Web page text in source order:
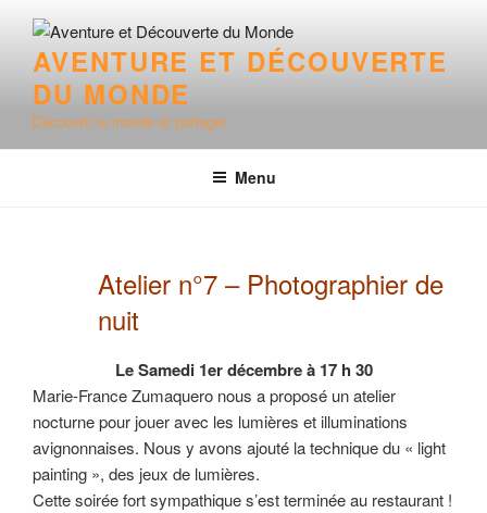
contenu
principal
AVENTURE ET DÉCOUVERTE
DU MONDE
Découvrir le monde et partager
Menu
Atelier n°7 – Photographier de
nuit
Le Samedi 1er décembre à 17 h 30
Marie-France Zumaquero nous a proposé un atelier
nocturne pour jouer avec les lumières et illuminations
avignonnaises. Nous y avons ajouté la technique du « light
painting », des jeux de lumières.
Cette soirée fort sympathique s’est terminée au restaurant !